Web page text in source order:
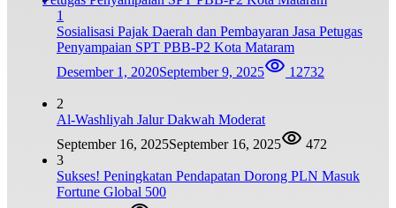
1
Sosialisasi Pajak Daerah dan Pembayaran Jasa Petugas
Penyampaian SPT PBB-P2 Kota Mataram
Desember 1, 2020September 9, 2025 12732
2
Al-Washliyah Jalur Dakwah Moderat
September 16, 2025September 16, 2025
472
3
Sukses! Peningkatan Pendapatan Dorong PLN Masuk
Fortune Global 500